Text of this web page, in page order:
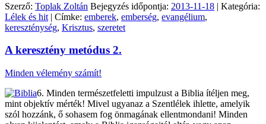
Szerző: Toplak Zoltán Bejegyzés időpontja: 2013-11-18 | Kategória:
Lélek és hit | Címke: emberek, emberség, evangélium,
kereszténység, Krisztus, szeretet
A keresztény metódus 2.
Minden vélemény számít!
6. Minden természetfeletti impulzust a Biblia ítéljen meg,
mint objektív mérték! Mivel ugyanaz a Szentlélek ihlette, amelyik
szól hozzánk, ő sohasem fog önmagának ellentmondani! Minden